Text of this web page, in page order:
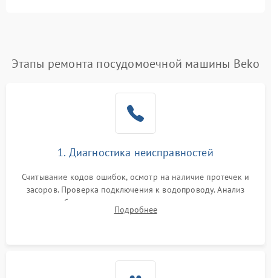
Этапы ремонта посудомоечной машины Beko
1. Диагностика неисправностей
Считывание кодов ошибок, осмотр на наличие протечек и
засоров. Проверка подключения к водопроводу. Анализ
жалоб на отсутствие слива, нагрева, вращения
разбрызгивателей или срабатывание системы защиты
Подробнее